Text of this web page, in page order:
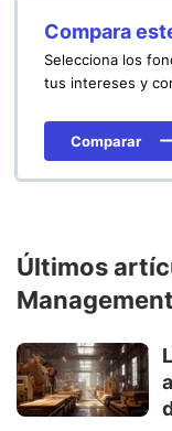
Compara
Selecciona los
tus intereses y
Comparar
Últimos
Management